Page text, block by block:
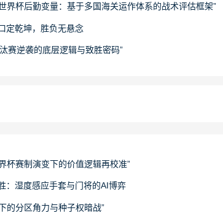
界杯后勤变量：基于多国海关运作体系的战术评估框架”
定乾坤，胜负无悬念
赛逆袭的底层逻辑与致胜密码”
杯赛制演变下的价值逻辑再校准”
：湿度感应手套与门将的AI博弈
的分区角力与种子权暗战”